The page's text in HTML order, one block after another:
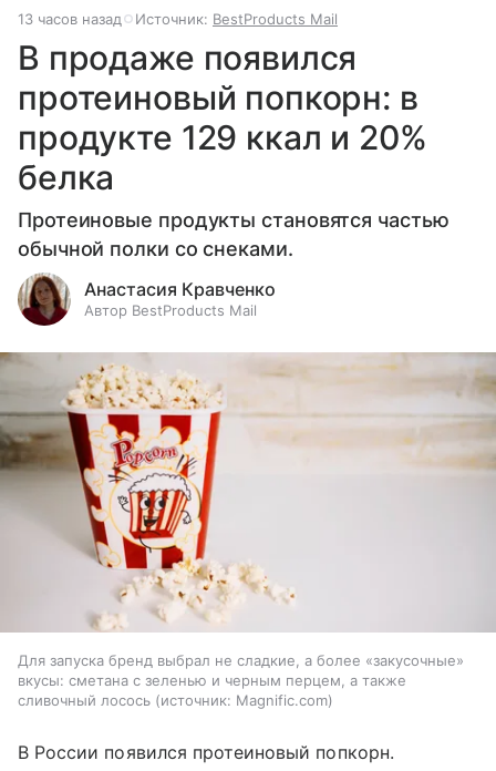
13 часов назад Источник: BestProducts Mail
В продаже появился
протеиновый попкорн: в
продукте 129 ккал и 20%
белка
Протеиновые продукты становятся частью
обычной полки со снеками.
Анастасия Кравченко
Автор BestProducts Mail
Для запуска бренд выбрал не сладкие, а более «закусочные»
вкусы: сметана с зеленью и черным перцем, а также
сливочный лосось
источник: Magnific.com
В России появился протеиновый попкорн.